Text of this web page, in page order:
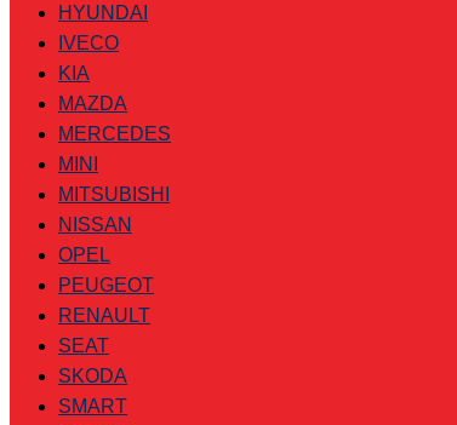
HYUNDAI
IVECO
KIA
MAZDA
MERCEDES
MINI
MITSUBISHI
NISSAN
OPEL
PEUGEOT
RENAULT
SEAT
SKODA
SMART